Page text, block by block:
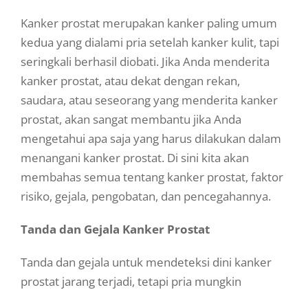
Kanker prostat merupakan kanker paling umum
kedua yang dialami pria setelah kanker kulit, tapi
seringkali berhasil diobati. Jika Anda menderita
kanker prostat, atau dekat dengan rekan,
saudara, atau seseorang yang menderita kanker
prostat, akan sangat membantu jika Anda
mengetahui apa saja yang harus dilakukan dalam
menangani kanker prostat. Di sini kita akan
membahas semua tentang kanker prostat, faktor
risiko, gejala, pengobatan, dan pencegahannya.
Tanda dan Gejala Kanker Prostat
Tanda dan gejala untuk mendeteksi dini kanker
prostat jarang terjadi, tetapi pria mungkin